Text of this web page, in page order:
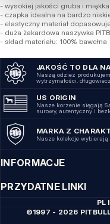
- wysokiej jakości gruba i
- czapka idealna na bardzo
- elastyczny materiał
- duża żakardowa naszywka
- skład materiału: 100% bawełna
JAKOŚĆ TO DLA
Naszą odzież
wytrzymałości,
US ORIGIN
Nasze korzenie sięgają
surowy, autentyczny i
MARKA Z
Nasze kolekcje
INFORMACJE
PRZYDATNE LINKI
PL
©1997 - 2026 PITBULL